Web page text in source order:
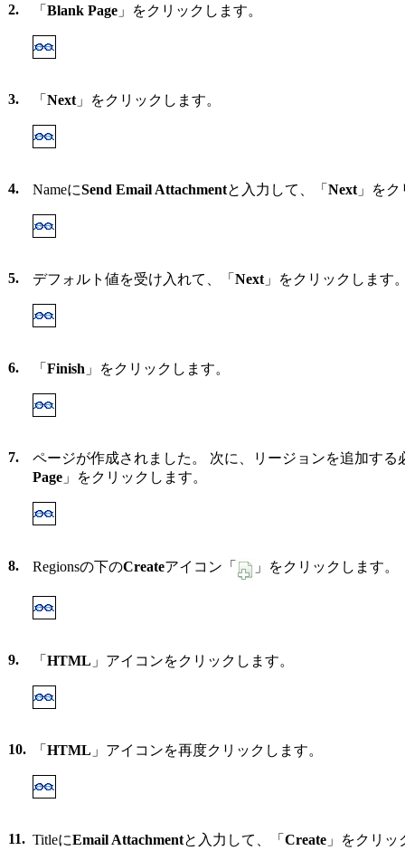
2. 「 Blank Page 」をクリックします。
3. 「 Next 」をクリックします。
4. NameにSend Email Attachmentと入力して、「 Next 」を
5. デフォルト値を受け入れて、「 Next 」をクリックします
6. 「 Finish 」をクリックします。
7.
ページが作成されました。 次に、リージョンを追加する
Page 」をクリックします。
8. Regionsの下のCreateアイコン「 」をクリックします。
9. 「 HTML 」アイコンをクリックします。
10. 「 HTML 」アイコンを再度クリックします。
11. TitleにEmail Attachmentと入力して、「 Create 」をクリッ